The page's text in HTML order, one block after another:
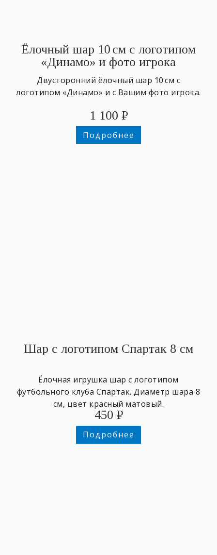
Ёлочный шар 10 см с логотипом
«Динамо» и фото игрока
Двусторонний ёлочный шар 10 см с
логотипом «Динамо» и с Вашим фото игрока.
1 100 ₽
Подробнее
Шар с логотипом Спартак 8 см
Ёлочная игрушка шар с логотипом
футбольного клуба Спартак. Диаметр шара 8
см, цвет красный матовый.
450 ₽
Подробнее